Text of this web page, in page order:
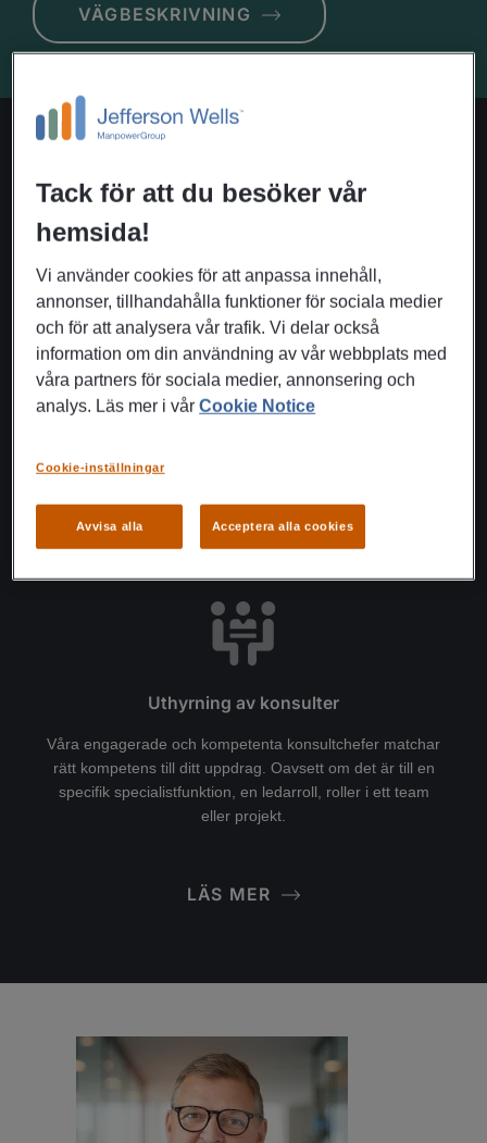
VÄGBESKRIVNING
Rekrytering
Vi har ett väl upparbetat nätverk av kvalificerade
kandidater som står redo inför nästa steg i karriären. Med
en kombination av erfarna rekryteringskonsulter och
effektivt får rätt medarbetare på rätt plats.
LÄS MER
Uthyrning av konsulter
Våra engagerade och kompetenta konsultchefer matchar
rätt kompetens till ditt uppdrag. Oavsett om det är till en
specifik specialistfunktion, en ledarroll, roller i ett team
eller projekt.
LÄS MER
Tack för att du besöker vår
hemsida!
Vi använder cookies för att anpassa innehåll,
annonser, tillhandahålla funktioner för sociala medier
och för att analysera vår trafik. Vi delar också
information om din användning av vår webbplats med
våra partners för sociala medier, annonsering och
analys. Läs mer i vårCookie Notice
Avvisa alla Acceptera alla cookies
Cookie-inställningar